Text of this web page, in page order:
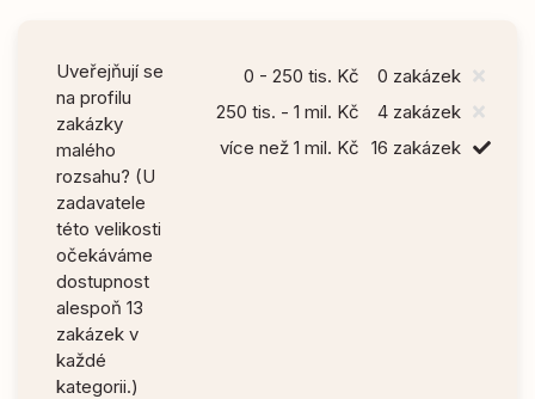
Uveřejňují se
na profilu
zakázky
malého
rozsahu? (U
zadavatele
této velikosti
očekáváme
dostupnost
alespoň 13
zakázek v
každé
kategorii.)
0 - 250 tis. Kč
0 zakázek
250 tis. - 1 mil. Kč
4 zakázek
více než 1 mil. Kč 16 zakázek